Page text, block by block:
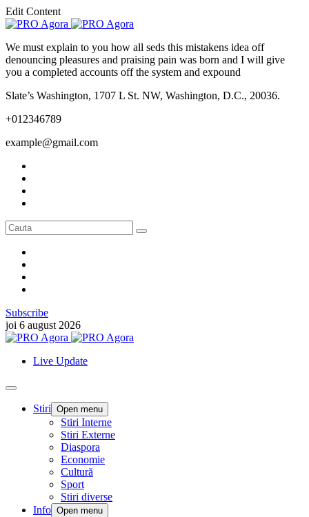
Edit Content
We must explain to you how all seds this mistakens idea off
denouncing pleasures and praising pain was born and I will give
you a completed accounts off the system and expound
Slate’s Washington, 1707 L St. NW, Washington, D.C., 20036.
+012346789
example@gmail.com
Subscribe
joi 6 august 2026
Live Update
Stiri Open menu
Stiri Interne
Stiri Externe
Diaspora
Economie
Cultură
Sport
Stiri diverse
Info Open menu